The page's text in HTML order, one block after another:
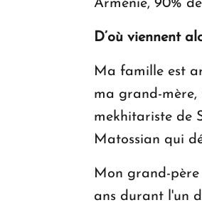
Arménie, 90%
D’où viennent
Ma famille est
ma grand-mère,
mekhitariste de
Matossian qui
Mon grand-
ans durant l'un